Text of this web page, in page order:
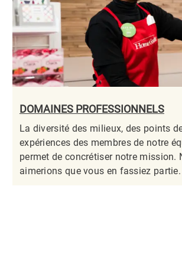
DOMAINES PROFESSIONNELS
La diversité des milieux, des points
expériences des membres de notre
permet de concrétiser notre mission.
aimerions que vous en fassiez partie.​​​​​​​